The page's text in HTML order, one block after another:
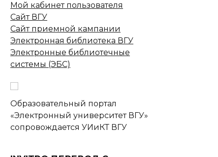
Мой кабинет пользователя
Сайт ВГУ
Сайт приемной кампании
Электронная библиотека ВГУ
Электронные библиотечные
системы (ЭБС)
Образовательный портал
«Электронный университет ВГУ»
сопровождается УИиКТ ВГУ